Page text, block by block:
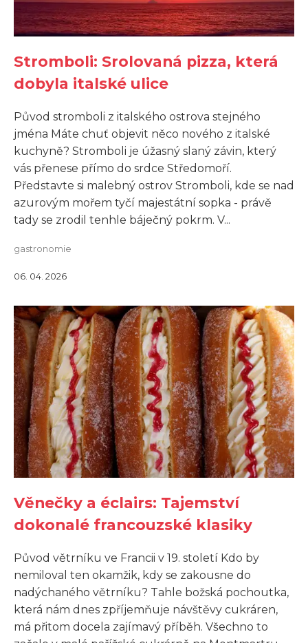
Stromboli: Srolovaná pizza, která
dobyla italské ulice
Původ stromboli z italského ostrova stejného
jména Máte chuť objevit něco nového z italské
kuchyně? Stromboli je úžasný slaný závin, který
vás přenese přímo do srdce Středomoří.
Představte si malebný ostrov Stromboli, kde se nad
azurovým mořem tyčí majestátní sopka - právě
tady se zrodil tenhle báječný pokrm. V...
gastronomie
06. 04. 2026
Věnečky a éclairs: Tajemství
dokonalé francouzské klasiky
Původ větrníku ve Francii v 19. století Kdo by
nemiloval ten okamžik, kdy se zakousne do
nadýchaného větrníku? Tahle božská pochoutka,
která nám dnes zpříjemňuje návštěvy cukráren,
má přitom docela zajímavý příběh. Všechno to